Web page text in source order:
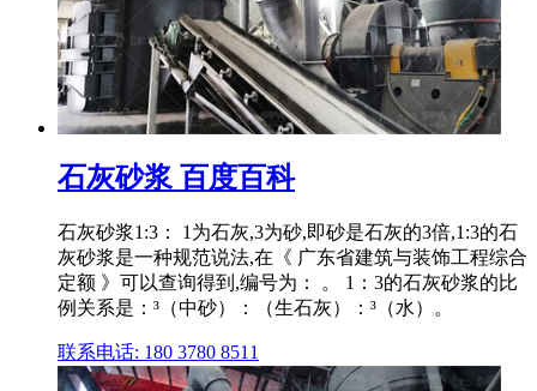
石灰砂浆 百度百科
石灰砂浆1:3： 1为石灰,3为砂,即砂是石灰的3倍,1:3的石
灰砂浆是一种规范说法,在《 广东省建筑与装饰工程综合
定额 》可以查询得到,编号为： 。 1：3的石灰砂浆的比
例关系是：³（中砂）：（生石灰）：³（水）。
联系电话: 180 3780 8511